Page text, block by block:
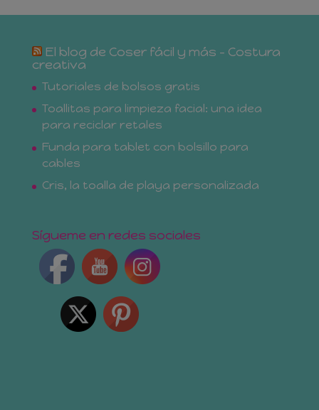
El blog de Coser fácil y más – Costura
creativa
Tutoriales de bolsos gratis
Toallitas para limpieza facial: una idea
para reciclar retales
Funda para tablet con bolsillo para
cables
Cris, la toalla de playa personalizada
Sígueme en redes sociales